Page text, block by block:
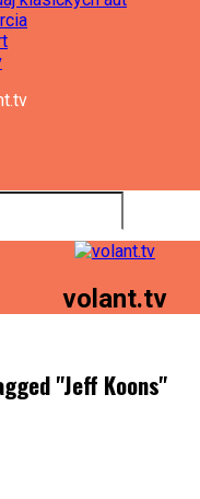
volant.tv
"Jeff Koons"